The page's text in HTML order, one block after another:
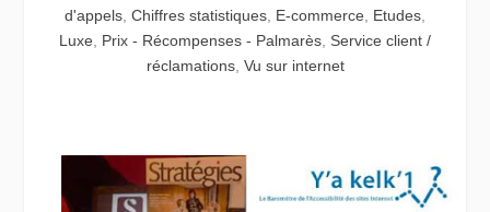
d'appels Chiffres statistiques E-commerce Etudes
Luxe
Prix - Récompenses - Palmarès Service client /
réclamations, Vu sur internet